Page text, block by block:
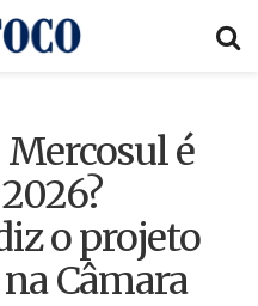
Mercosul é
o projeto
Câmara